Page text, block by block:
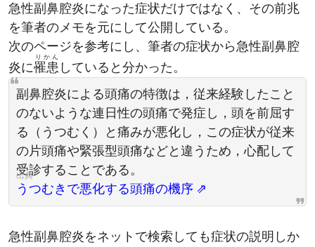
急性副鼻腔炎になった症状だけではなく、その前兆
を筆者のメモを元にして公開している。
次のページを参考にし、筆者の症状から急性副鼻腔
炎に罹患
りかん
していると分かった。
副鼻腔炎による頭痛の特徴は，従来経験したこと
のないような連日性の頭痛で発症し，頭を前屈す
る（うつむく）と痛みが悪化し，この症状が従来
の片頭痛や緊張型頭痛などと違うため，心配して
受診することである。
うつむきで悪化する頭痛の機序
急性副鼻腔炎をネットで検索しても症状の説明しか